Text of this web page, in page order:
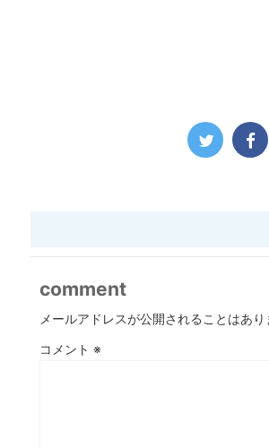
comment
メールアドレスが公開されることはあり
コメント ※